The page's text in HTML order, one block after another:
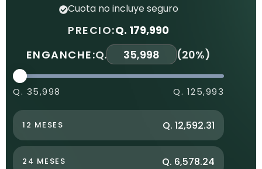
Cuota no incluye seguro
PRECIO:Q. 179,990
ENGANCHE:Q. (20%)
Q. 35,998 Q. 125,993
12 MESES Q. 12,592.31
24 MESES Q. 6,578.24